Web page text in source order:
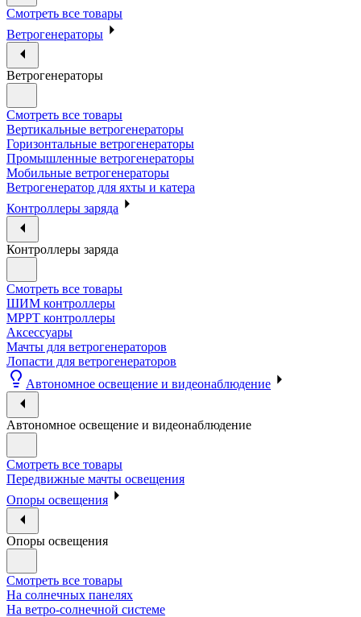
Смотреть все товары
Ветрогенераторы
Ветрогенераторы
Смотреть все товары
Вертикальные ветрогенераторы
Горизонтальные ветрогенераторы
Промышленные ветрогенераторы
Мобильные ветрогенераторы
Ветрогенератор для яхты и катера
Контроллеры заряда
Контроллеры заряда
Смотреть все товары
ШИМ контроллеры
МРРТ контроллеры
Аксессуары
Мачты для ветрогенераторов
Лопасти для ветрогенераторов
Автономное освещение и видеонаблюдение
Автономное освещение и видеонаблюдение
Смотреть все товары
Передвижные мачты освещения
Опоры освещения
Опоры освещения
Смотреть все товары
На солнечных панелях
На ветро-солнечной системе